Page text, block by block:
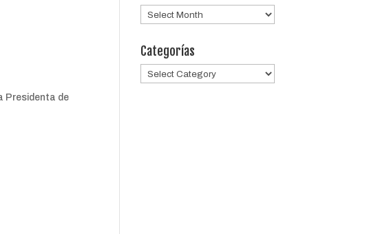
Presidenta de
Archivos
Categorías
Categorías